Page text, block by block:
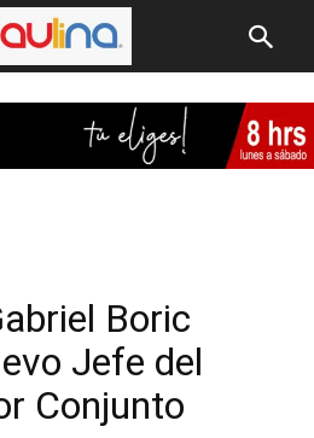
Boric
Jefe del
Conjunto